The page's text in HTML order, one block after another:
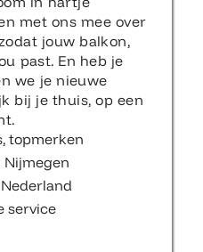
met ons mee over
jouw balkon,
past. En heb je
we je nieuwe
bij je thuis, op een
topmerken
service